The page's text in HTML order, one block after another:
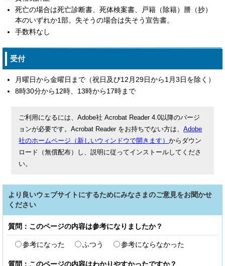
死亡の場合は死亡診断書、死体検案書、戸籍（除籍）謄（抄）
本のいずれか1部。失そうの場合は失そう宣告書。
手数料なし
受付
月曜日から金曜日まで（祝日及び12月29日から1月3日を除く）
8時30分から12時、13時から17時まで
ご利用になるには、Adobe社 Acrobat Reader 4.0以降のバージ
ョンが必要です。Acrobat Reader をお持ちでない方は、Adobe
社のホームページ（新しいウィンドウで開きます）からダウン
ロード（無償配布）し、説明に従ってインストールしてくださ
い。
より良いウェブサイトにするためにみなさまのご意見をお聞かせ
ください
質問：このページの内容は参考になりましたか？
参考になった ふつう 参考にならなかった
質問：このページの内容はわかりやすかったですか？